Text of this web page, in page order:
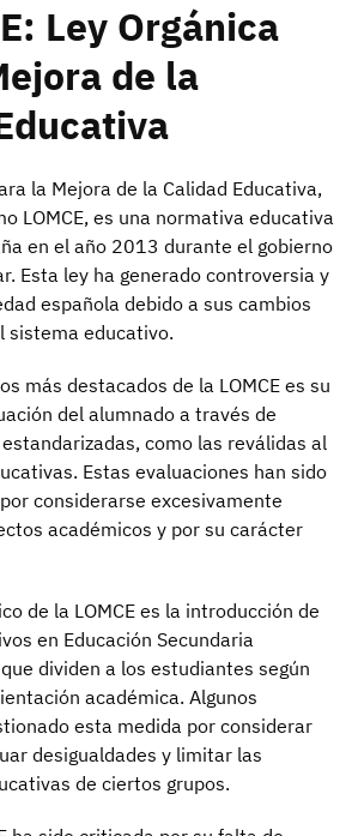
Ley Orgánica
de la
la Mejora de la Calidad Educativa,
LOMCE, es una normativa educativa
en el año 2013 durante el gobierno
Esta ley ha generado controversia y
española debido a sus cambios
sistema educativo.
más destacados de la LOMCE es su
del alumnado a través de
como las reválidas al
Estas evaluaciones han sido
considerarse excesivamente
académicos y por su carácter
de la LOMCE es la introducción de
en Educación Secundaria
dividen a los estudiantes según
académica. Algunos
esta medida por considerar
desigualdades y limitar las
de ciertos grupos.